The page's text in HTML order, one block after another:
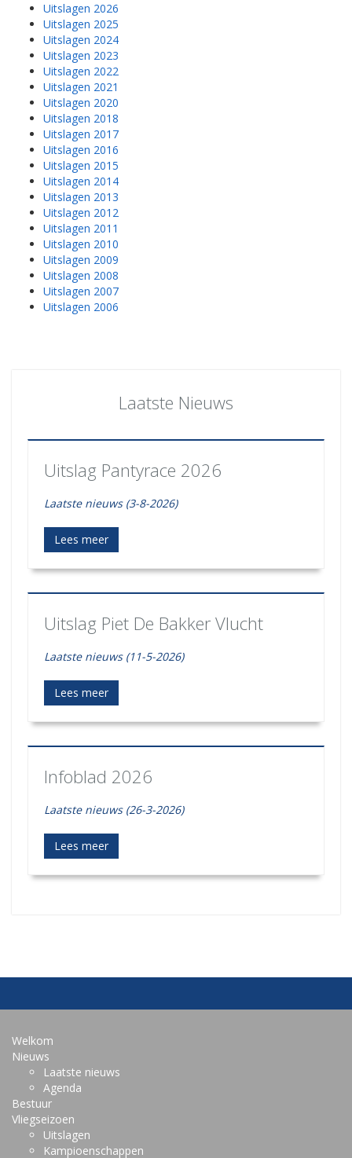
Uitslagen 2026
Uitslagen 2025
Uitslagen 2024
Uitslagen 2023
Uitslagen 2022
Uitslagen 2021
Uitslagen 2020
Uitslagen 2018
Uitslagen 2017
Uitslagen 2016
Uitslagen 2015
Uitslagen 2014
Uitslagen 2013
Uitslagen 2012
Uitslagen 2011
Uitslagen 2010
Uitslagen 2009
Uitslagen 2008
Uitslagen 2007
Uitslagen 2006
Laatste Nieuws
Uitslag Pantyrace 2026
Laatste nieuws (3-8-2026)
Lees meer
Uitslag Piet De Bakker Vlucht
Laatste nieuws (11-5-2026)
Lees meer
Infoblad 2026
Laatste nieuws (26-3-2026)
Lees meer
Welkom
Nieuws
Laatste nieuws
Agenda
Bestuur
Vliegseizoen
Uitslagen
Kampioenschappen